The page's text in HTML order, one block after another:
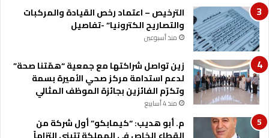
ف
ي
ا
ل
ب
ل
ق
ا
ء
الترخيص – اعتماد رخص القيادة والمركبات
والتصاريح الكترونيا” -تفاصيل
منذ أسبوعين
زين تواصل شراكتها مع جمعية “همّتنا صحة”
لدعم استدامة مركز صحي الأميرة بسمة
وتكرّم الفائزين بجائزة الموظف المثالي
منذ 4 أسابيع
م. أبو هديب: “كيمابكو” أول شركة من